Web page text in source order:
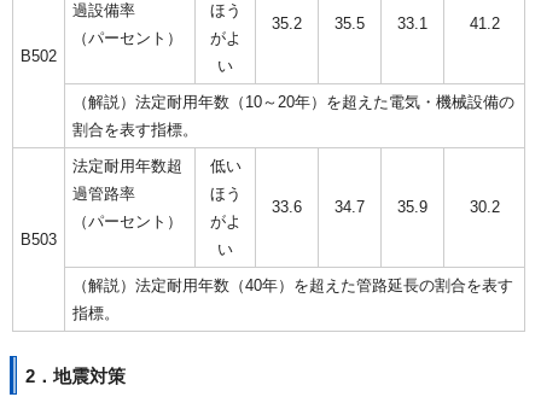
B502
過設備率
（パーセント）
ほう
がよ
い
35.2 35.5 33.1 41.2
（解説）法定耐用年数（10～20年）を超えた電気・機械設備の
割合を表す指標。
B503
法定耐用年数超
過管路率
（パーセント）
低い
ほう
がよ
い
33.6 34.7 35.9 30.2
（解説）法定耐用年数（40年）を超えた管路延長の割合を表す
指標。
2．地震対策